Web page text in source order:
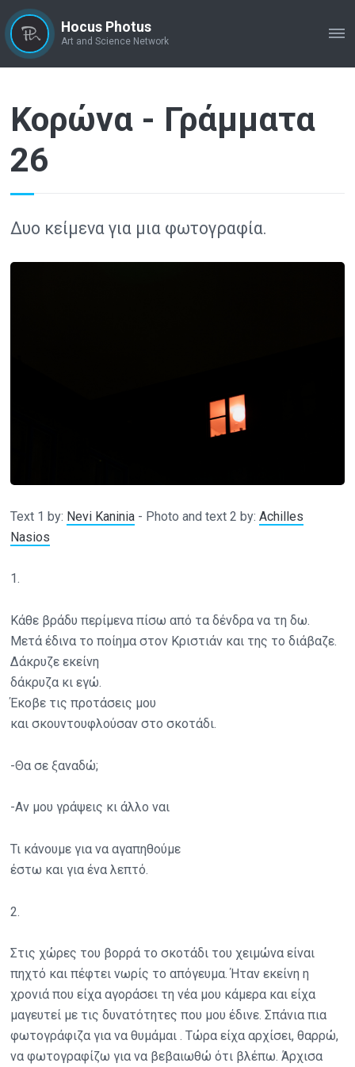
Hocus Photus
Art and Science Network
Κορώνα - Γράμματα
26
Δυο κείμενα για μια φωτογραφία.
Text 1 by: Nevi Kaninia - Photo and text 2 by:Achilles
Nasios
1.
Κάθε βράδυ περίμενα πίσω από τα δένδρα να τη δω.
Μετά έδινα το ποίημα στον Κριστιάν και της το διάβαζε.
Δάκρυζε εκείνη
δάκρυζα κι εγώ.
Έκοβε τις προτάσεις μου
και σκουντουφλούσαν στο σκοτάδι.
-Θα σε ξαναδώ;
-Αν μου γράψεις κι άλλο ναι
Τι κάνουμε για να αγαπηθούμε
έστω και για ένα λεπτό.
2.
Στις χώρες του βορρά το σκοτάδι του χειμώνα είναι
πηχτό και πέφτει νωρίς το απόγευμα. Ήταν εκείνη η
χρονιά που είχα αγοράσει τη νέα μου κάμερα και είχα
μαγευτεί με τις δυνατότητες που μου έδινε. Σπάνια πια
φωτογράφιζα για να θυμάμαι . Τώρα είχα αρχίσει, θαρρώ,
να φωτογραφίζω για να βεβαιωθώ ότι βλέπω. Άρχισα